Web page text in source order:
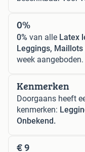
0%
0% van alle Latex
Leggings, Maillots
week aangeboden.
Kenmerken
Doorgaans heeft
kenmerken:
Onbekend.
€ 9